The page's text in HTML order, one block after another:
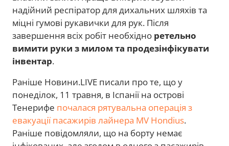
надійний респіратор для дихальних шляхів та
міцні гумові рукавички для рук. Після
завершення всіх робіт необхідно ретельно
вимити руки з милом та продезінфікувати
інвентар.
Раніше Новини.LIVE писали про те, що у
понеділок, 11 травня, в Іспанії на острові
Тенерифе почалася рятувальна операція з
евакуації пасажирів лайнера MV Hondius.
Раніше повідомляли, що на борту немає